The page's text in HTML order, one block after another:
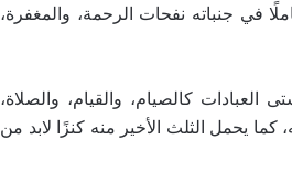
في جنباته نفحات الرحمة، والمغفرة،
العبادات كالصيام، والقيام، والصلاة،
كما يحمل الثلث الأخير منه كنزًا لابد من